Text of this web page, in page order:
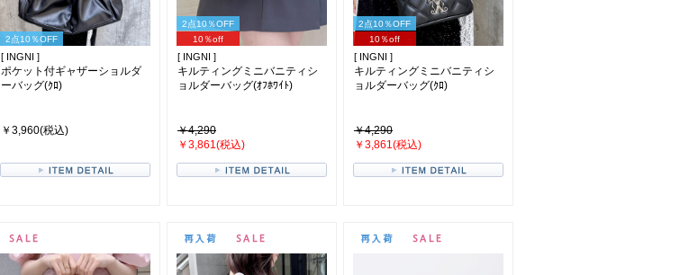
2点10％OFF
[ INGNI ]
ポケット付ギャザーショルダ
ーバッグ(ｸﾛ)
￥3,960(税込)
2点10％OFF
10％off
[ INGNI ]
キルティングミニバニティシ
ョルダーバッグ(ｵﾌﾎﾜｲﾄ)
￥4,290
￥3,861(税込)
2点10％OFF
10％off
[ INGNI ]
キルティングミニバニティシ
ョルダーバッグ(ｸﾛ)
￥4,290
￥3,861(税込)